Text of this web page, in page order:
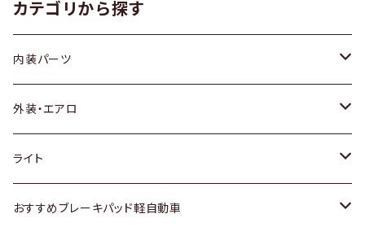
カテゴリから探す
内装パーツ
トヨタ
ホンダ
スズキ
外装・エアロ
トヨタ
ホンダ
ライト
トヨタ
おすすめブレーキパッド軽自動車